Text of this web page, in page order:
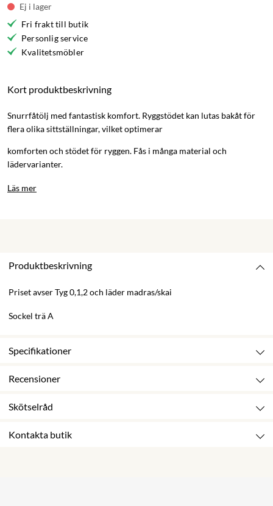
Ej i lager
Fri frakt till butik
Personlig service
Kvalitetsmöbler
Kort produktbeskrivning
Snurrfåtölj med fantastisk komfort. Ryggstödet kan lutas bakåt för
flera olika sittställningar, vilket optimerar
komforten och stödet för ryggen. Fås i många material och
lädervarianter.
Läs mer
Produktbeskrivning
Priset avser Tyg 0,1,2 och läder madras/skai
Sockel trä A
Specifikationer
Recensioner
Skötselråd
Kontakta butik